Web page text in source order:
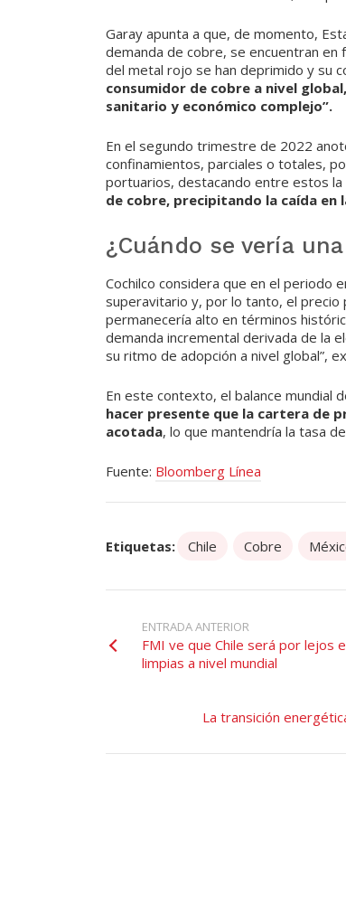
Garay apunta a que, de momento,
demanda de cobre, se encuentran
del metal rojo se han deprimido y su
consumidor de cobre a nivel
sanitario y económico complejo”.
En el segundo trimestre de 2022
confinamientos, parciales o totales,
portuarios, destacando entre estos la
de cobre, precipitando la caída en
¿Cuándo se vería
Cochilco considera que en el periodo
superavitario y, por lo tanto, el precio
permanecería alto en términos
demanda incremental derivada de la
su ritmo de adopción a nivel global”,
En este contexto, el balance mundial
hacer presente que la cartera de
acotada, lo que mantendría la tasa
Fuente: Bloomberg Línea
Etiquetas: Chile Cobre
ENTRADA ANTERIOR
FMI ve que Chile será por lejos
limpias a nivel mundial
La transición